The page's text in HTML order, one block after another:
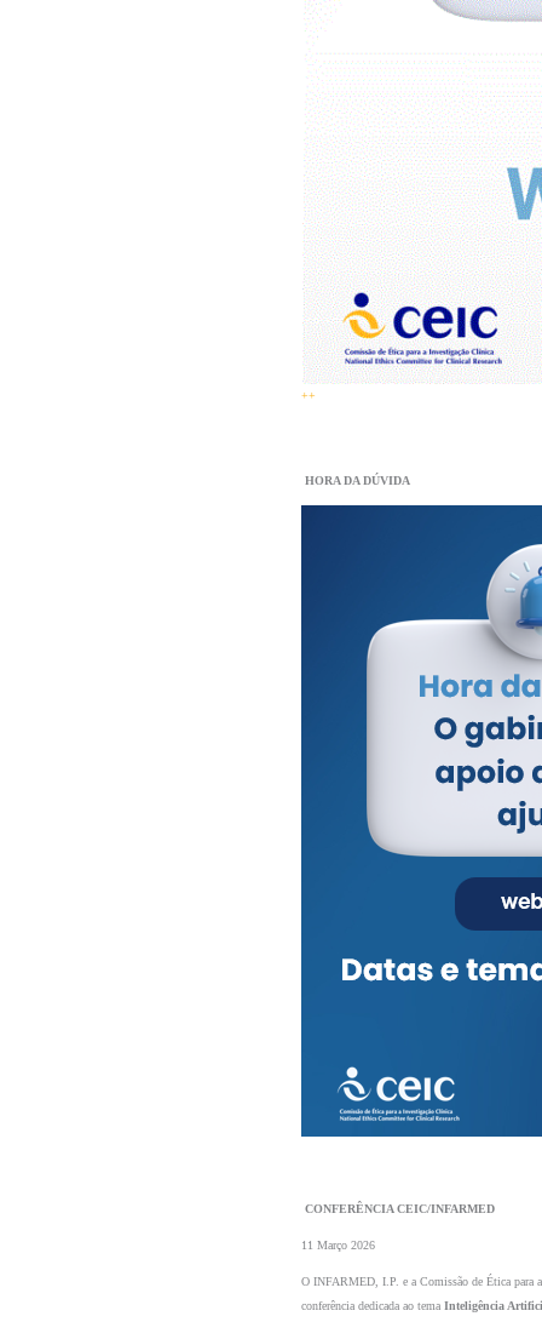
++
HORA DA DÚVIDA
CONFERÊNCIA CEIC/INFARMED
11 Março 2026
O INFARMED, I.P. e a Comissão de Ética
conferência dedicada ao tema Inteligência